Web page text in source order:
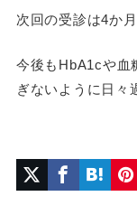
次回の受診は4か
今後もHbA1cや血
ぎないように日々